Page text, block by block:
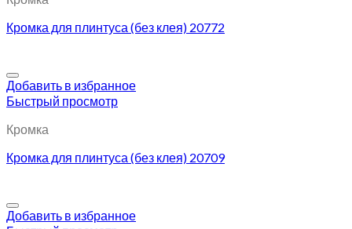
Кромка для плинтуса (без клея) 20772
Добавить в избранное
Быстрый просмотр
Кромка
Кромка для плинтуса (без клея) 20709
Добавить в избранное